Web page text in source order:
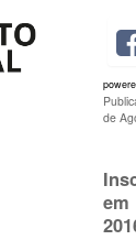
de
em